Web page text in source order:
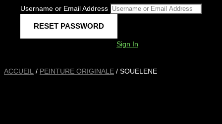
Username or Email Address
Sign In
ACCUEIL / PEINTURE ORIGINALE / SOUELENE